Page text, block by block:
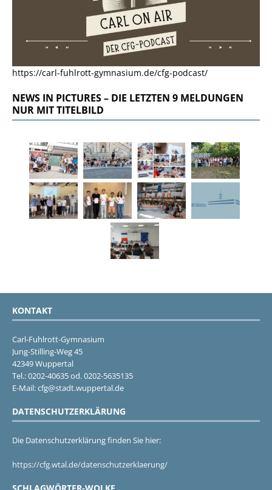
https://carl-fuhlrott-gymnasium.de/cfg-podcast/
NEWS IN PICTURES – DIE LETZTEN 9 MELDUNGEN
NUR MIT TITELBILD
KONTAKT
Carl-Fuhlrott-Gymnasium
Jung-Stilling-Weg 45
42349 Wuppertal
Tel.: 0202-40635 od. 0202-5635135
E-Mail: cfg@stadt.wuppertal.de
DATENSCHUTZERKLÄRUNG
Die Datenschutzerklärung finden Sie hier:
https://cfg.wtal.de/datenschutzerklaerung/